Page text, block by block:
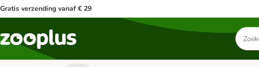
Gratis verzending vanaf € 29
Zoeken
naar